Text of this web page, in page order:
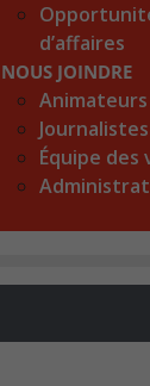
d’affaires
NOUS JOINDRE
Animateurs
Journalistes
Équipe des